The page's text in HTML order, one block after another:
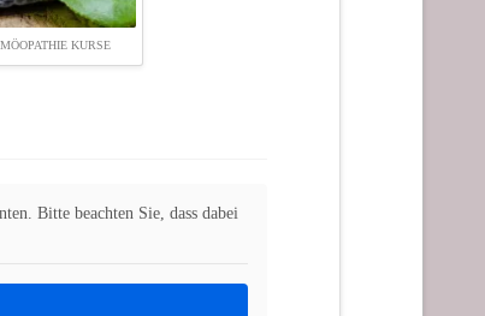
KURSE
Bitte beachten Sie, dass dabei